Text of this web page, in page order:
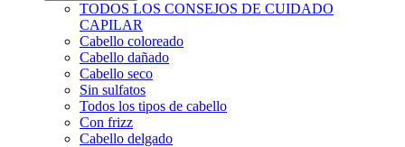
TODOS LOS CONSEJOS DE CUIDADO
CAPILAR
Cabello coloreado
Cabello dañado
Cabello seco
Sin sulfatos
Todos los tipos de cabello
Con frizz
Cabello delgado